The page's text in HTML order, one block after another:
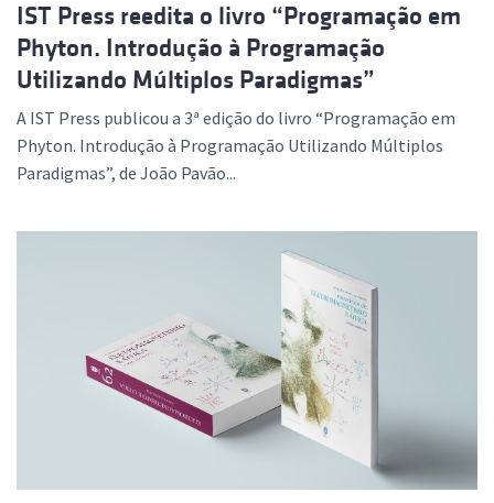
IST Press reedita o livro “Programação em
Phyton. Introdução à Programação
Utilizando Múltiplos Paradigmas”
A IST Press publicou a 3ª edição do livro “Programação em
Phyton. Introdução à Programação Utilizando Múltiplos
Paradigmas”, de João Pavão...